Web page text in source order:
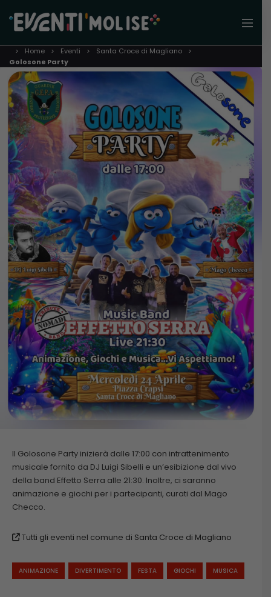
Home Eventi
Santa Croce di Magliano
Golosone Party
Il Golosone Party inizierà dalle 17:00 con intrattenimento
musicale fornito da DJ Luigi Sibelli e un’esibizione dal vivo
della band Effetto Serra alle 21:30. Inoltre, ci saranno
animazione e giochi per i partecipanti, curati dal Mago
Checco.
Tutti gli eventi nel comune di Santa Croce di Magliano
ANIMAZIONE DIVERTIMENTO FESTA GIOCHI MUSICA